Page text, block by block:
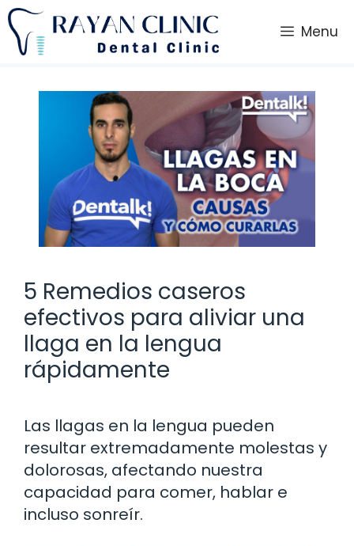
Saltar
al
contenido
Menu
5 Remedios caseros
efectivos para aliviar una
llaga en la lengua
rápidamente
Las llagas en la lengua pueden
resultar extremadamente molestas y
dolorosas, afectando nuestra
capacidad para comer, hablar e
incluso sonreír.